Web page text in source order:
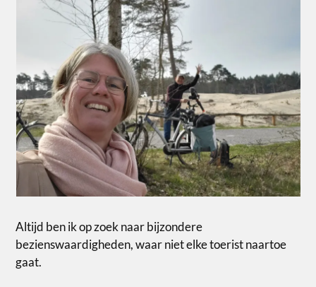
Altijd ben ik op zoek naar bijzondere
bezienswaardigheden, waar niet elke toerist naartoe
gaat.